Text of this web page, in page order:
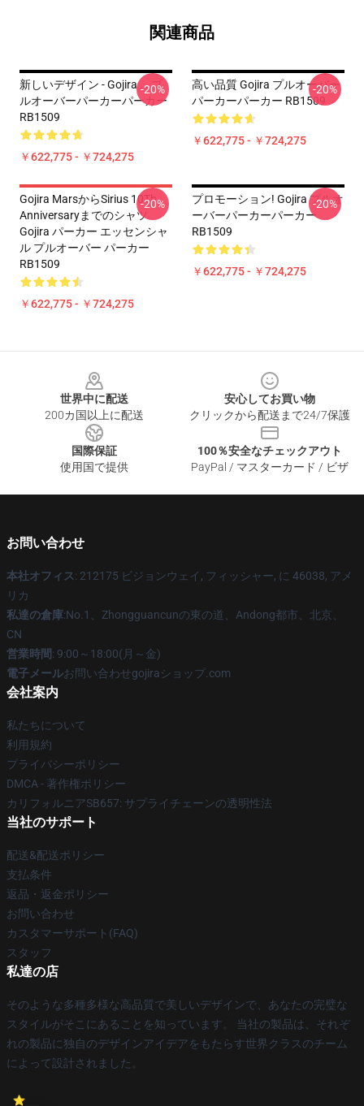
関連商品
新しいデザイン - Gojira . . プ
ルオーバーパーカーパーカー
RB1509
￥622,775 - ￥724,275
-20%
高い品質 Gojira プルオーバー
パーカーパーカー RB1509
￥622,775 - ￥724,275
-20%
Gojira MarsからSirius 10Th
Anniversaryまでのシャツ
Gojira パーカー エッセンシャ
ル プルオーバー パーカー
RB1509
￥622,775 - ￥724,275
-20%
プロモーション! Gojira プルオ
ーバーパーカーパーカー
RB1509
￥622,775 - ￥724,275
-20%
世界中に配送
200カ国以上に配送
安心してお買い物
クリックから配送まで24/7保護
国際保証
使用国で提供
100％安全なチェックアウト
PayPal / マスターカード / ビザ
お問い合わせ
本社オフィス: 212175 ビジョンウェイ, フィッシャー, に 46038, アメ
リカ
私達の倉庫:No.1、Zhongguancunの東の道、Andong都市、北京、
CN
営業時間: 9:00～18:00(月～金)
電子メールお問い合わせgojiraショップ.com
会社案内
私たちについて
利用規約
プライバシーポリシー
DMCA - 著作権ポリシー
カリフォルニアSB657: サプライチェーンの透明性法
当社のサポート
配送&配送ポリシー
支払条件
返品・返金ポリシー
お問い合わせ
カスタマーサポート(FAQ)
スタッフ
私達の店
そのような多種多様な高品質で美しいデザインで、あなたの完璧な
スタイルがそこにあることを知っています。 当社の製品は、それぞ
れの製品に独自のデザインアイデアをもたらす世界クラスのチーム
によって設計されました。